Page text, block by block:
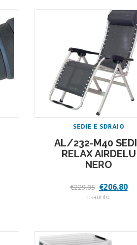
SEDIE E SDRAIO
AL/232-M40
RELAX AIRDELU
NERO
€229.85 Il
prezzo
originale
€206.80Il
Esaurito